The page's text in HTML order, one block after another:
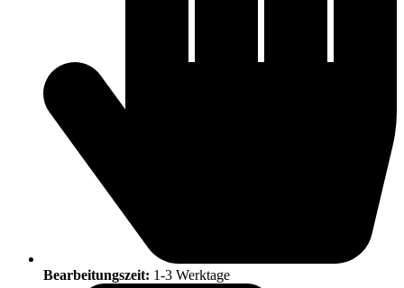
Bearbeitungszeit: 1-3 Werktage